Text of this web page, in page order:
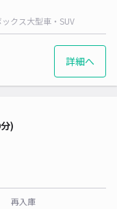
クス大型車・SUV
詳細へ
)
再入庫